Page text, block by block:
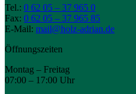
Tel.: 0 62 05 – 37 965 0
Fax: 0 62 05 – 37 965 85
E-Mail: mail@holz-adrian.de
Öffnungszeiten
Montag – Freitag
07:00 – 17:00 Uhr